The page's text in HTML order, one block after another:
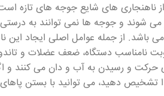
از ناهنجاری های شایع جوجه های تازه
می شوند و جوجه ها نمی توانند به درستی
از جمله عوامل اصلی ایجاد این
نامناسب دستگاه، ضعف عضلات و
حرکت و رسیدن به آب و دان می کنند و
تشخیص دهید، می توانید با بستن